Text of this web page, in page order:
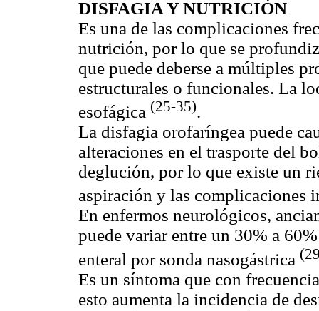
DISFAGIA Y NUTRICIÓN
Es una de las complicaciones
nutrición, por lo que se
que puede deberse a múltiples
estructurales o funcionales. La
esofágica (25-35).
La disfagia orofaríngea puede
alteraciones en el trasporte del
deglución, por lo que existe un
aspiración y las complicaciones
En enfermos neurológicos,
puede variar entre un 30% a
enteral por sonda nasogástrica
Es un síntoma que con
esto aumenta la incidencia de